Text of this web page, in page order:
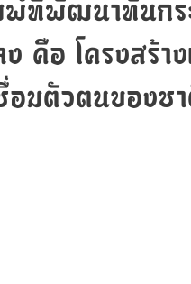
ที่พัฒนาทันกร
คือ โครงสร้า
อมตัวตนของช